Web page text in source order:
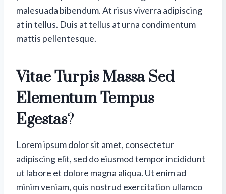
malesuada bibendum. At risus viverra adipiscing
at in tellus. Duis at tellus at urna condimentum
mattis pellentesque.
Vitae Turpis Massa Sed
Elementum Tempus
Egestas?
Lorem ipsum dolor sit amet, consectetur
adipiscing elit, sed do eiusmod tempor incididunt
ut labore et dolore magna aliqua. Ut enim ad
minim veniam, quis nostrud exercitation ullamco